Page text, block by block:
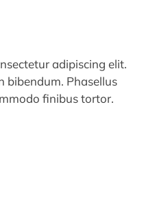
adipiscing elit.
bibendum. Phasellus
finibus tortor.